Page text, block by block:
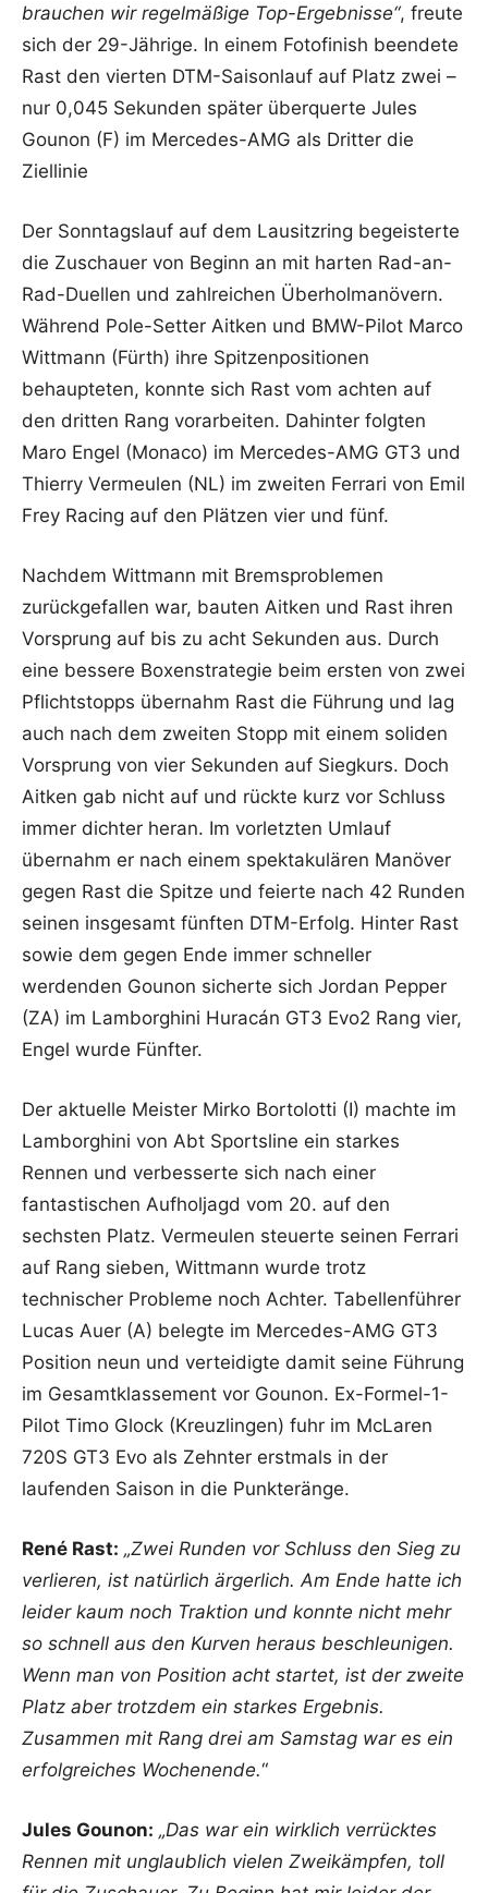
brauchen wir regelmäßige Top-Ergebnisse“, freute
sich der 29-Jährige. In einem Fotofinish beendete
Rast den vierten DTM-Saisonlauf auf Platz zwei –
nur 0,045 Sekunden später überquerte Jules
Gounon (F) im Mercedes-AMG als Dritter die
Ziellinie
Der Sonntagslauf auf dem Lausitzring begeisterte
die Zuschauer von Beginn an mit harten Rad-an-
Rad-Duellen und zahlreichen Überholmanövern.
Während Pole-Setter Aitken und BMW-Pilot Marco
Wittmann (Fürth) ihre Spitzenpositionen
behaupteten, konnte sich Rast vom achten auf
den dritten Rang vorarbeiten. Dahinter folgten
Maro Engel (Monaco) im Mercedes-AMG GT3 und
Thierry Vermeulen (NL) im zweiten Ferrari von Emil
Frey Racing auf den Plätzen vier und fünf.
Nachdem Wittmann mit Bremsproblemen
zurückgefallen war, bauten Aitken und Rast ihren
Vorsprung auf bis zu acht Sekunden aus. Durch
eine bessere Boxenstrategie beim ersten von zwei
Pflichtstopps übernahm Rast die Führung und lag
auch nach dem zweiten Stopp mit einem soliden
Vorsprung von vier Sekunden auf Siegkurs. Doch
Aitken gab nicht auf und rückte kurz vor Schluss
immer dichter heran. Im vorletzten Umlauf
übernahm er nach einem spektakulären Manöver
gegen Rast die Spitze und feierte nach 42 Runden
seinen insgesamt fünften DTM-Erfolg. Hinter Rast
sowie dem gegen Ende immer schneller
werdenden Gounon sicherte sich Jordan Pepper
(ZA) im Lamborghini Huracán GT3 Evo2 Rang vier,
Engel wurde Fünfter.
Der aktuelle Meister Mirko Bortolotti (I) machte im
Lamborghini von Abt Sportsline ein starkes
Rennen und verbesserte sich nach einer
fantastischen Aufholjagd vom 20. auf den
sechsten Platz. Vermeulen steuerte seinen Ferrari
auf Rang sieben, Wittmann wurde trotz
technischer Probleme noch Achter. Tabellenführer
Lucas Auer (A) belegte im Mercedes-AMG GT3
Position neun und verteidigte damit seine Führung
im Gesamtklassement vor Gounon. Ex-Formel-1-
Pilot Timo Glock (Kreuzlingen) fuhr im McLaren
720S GT3 Evo als Zehnter erstmals in der
laufenden Saison in die Punkteränge.
René Rast: „Zwei Runden vor Schluss den Sieg zu
verlieren, ist natürlich ärgerlich. Am Ende hatte ich
leider kaum noch Traktion und konnte nicht mehr
so schnell aus den Kurven heraus beschleunigen.
Wenn man von Position acht startet, ist der zweite
Platz aber trotzdem ein starkes Ergebnis.
Zusammen mit Rang drei am Samstag war es ein
erfolgreiches Wochenende.“
Jules Gounon: „Das war ein wirklich verrücktes
Rennen mit unglaublich vielen Zweikämpfen, toll